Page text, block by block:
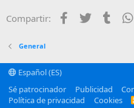
Trebuchet
Compartir: Facebook
Twitter
General
Español (ES)
Sé patrocinador
Publicidad
Política de privacidad
Cookies